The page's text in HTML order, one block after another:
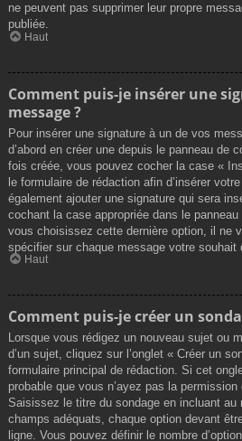
ne peuvent pas supprimer leur propre
publiée.
Haut
Comment puis-je insérer une
message ?
Pour insérer une signature à un de vos
d’abord en créer une depuis le panneau de
fois créée, vous pouvez cocher la case «
le formulaire de rédaction afin d’insérer
également ajouter une signature qui sera
cochant la case appropriée dans le
vous choisissez cette dernière option, il ne
spécifier sur chaque message votre souhait
Haut
Comment puis-je créer un
Lorsque vous rédigez un nouveau sujet ou
d’un sujet, cliquez sur l’onglet « Créer un
formulaire principal de rédaction. Si cet
probable que vous n’ayez pas la
Saisissez le titre du sondage en incluant
champs adéquats, chaque option devant
ligne. Vous pouvez définir le nombre